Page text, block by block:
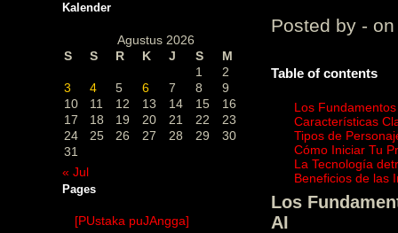
Kalender
Agustus 2026
S
S R K J S
M
1
2
3
4 5 6 7 8
9
10
11 12 13 14 15
16
17
18 19 20 21 22
23
24
25 26 27 28 29
30
31
« Jul
Pages
[PUstaka puJAngga]
Posted by - on
Table of contents
Los
Características
Tipos de
Cómo Iniciar Tu
La Tecnología
Beneficios de las
Los
AI